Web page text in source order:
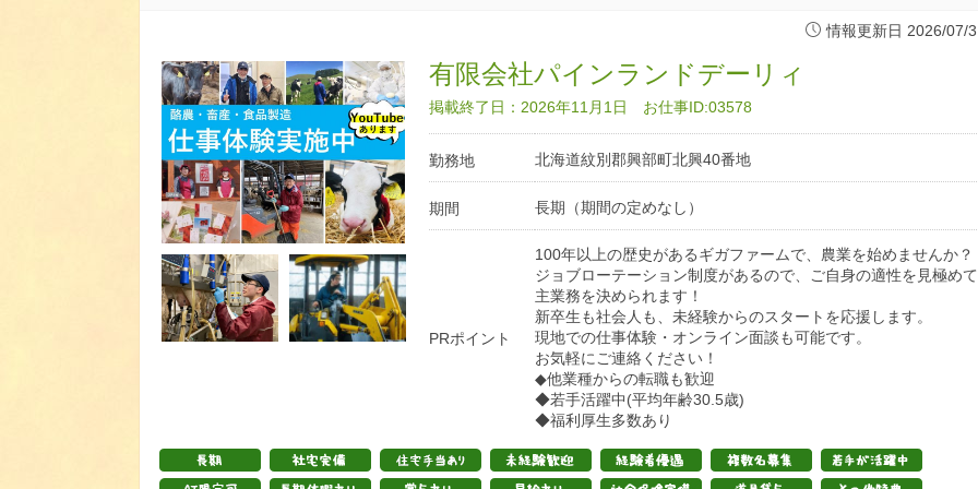
情報更新日 2026/07/
有限会社パインランドデーリィ
掲載終了日：2026年11月1日 お仕事ID:03578
勤務地 北海道紋別郡興部町北興40番地
期間 長期（期間の定めなし）
PRポイント
100年以上の歴史があるギガファームで、農業を始めませんか？
ジョブローテーション制度があるので、ご自身の適性を見極めて
主業務を決められます！
新卒生も社会人も、未経験からのスタートを応援します。
現地での仕事体験・オンライン面談も可能です。
お気軽にご連絡ください！
◆他業種からの転職も歓迎
◆若手活躍中(平均年齢30.5歳)
◆福利厚生多数あり